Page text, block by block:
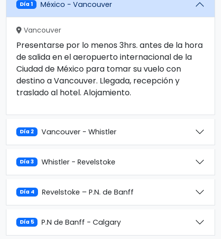
Día 1 México - Vancouver
Vancouver
Presentarse por lo menos 3hrs. antes de la hora
de salida en el aeropuerto internacional de la
Ciudad de México para tomar su vuelo con
destino a Vancouver. Llegada, recepción y
traslado al hotel. Alojamiento.
Día 2 Vancouver - Whistler
Día 3 Whistler - Revelstoke
Día 4 Revelstoke – P.N. de Banff
Día 5 P.N de Banff - Calgary